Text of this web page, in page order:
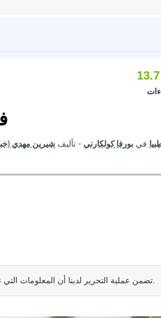
في بورفا كولكارني - تأليف شيرين مهدي
تضمن عملية التحرير لدينا أن المعلومات